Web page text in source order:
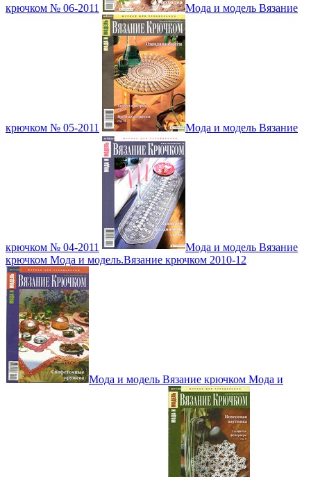
крючком № 06-2011 Мода и модель Вязание
крючком № 05-2011 Мода и модель Вязание
крючком № 04-2011
Мода и модель Вязание
крючком Мода и модель.Вязание крючком 2010-12
Мода и модель Вязание крючком Мода и